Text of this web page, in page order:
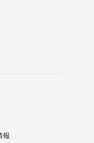
報